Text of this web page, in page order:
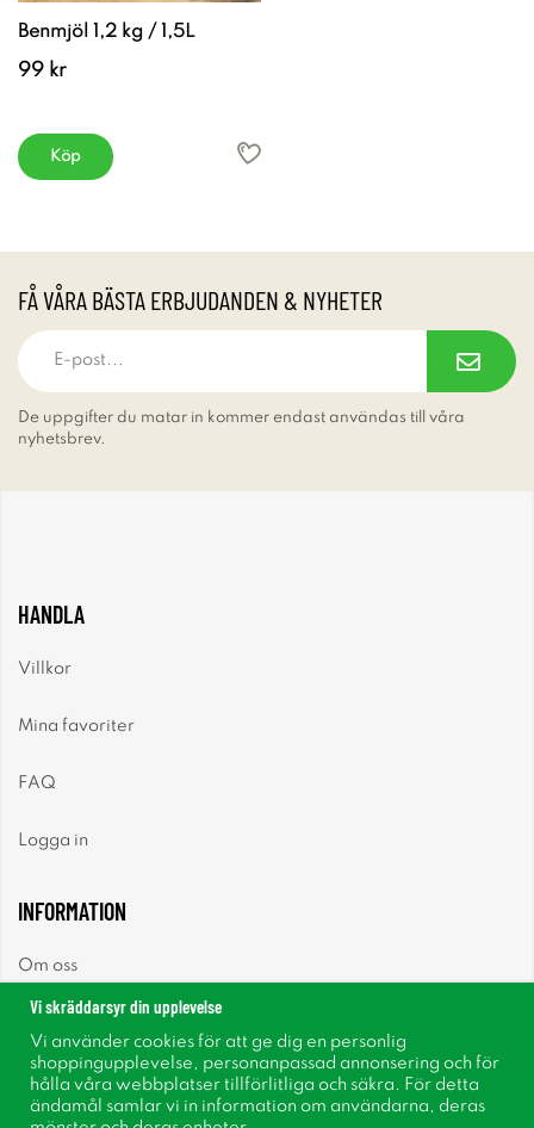
Benmjöl 1,2 kg / 1,5L
99 kr
Köp
FÅ VÅRA BÄSTA ERBJUDANDEN & NYHETER
De uppgifter du matar in kommer endast användas till våra
nyhetsbrev.
HANDLA
Villkor
Mina favoriter
FAQ
Logga in
INFORMATION
Om oss
Nyhetsbrev
Vi skräddarsyr din upplevelse
Vi använder cookies för att ge dig en personlig
shoppingupplevelse, personanpassad annonsering och för
hålla våra webbplatser tillförlitliga och säkra. För detta
ändamål samlar vi in information om användarna, deras